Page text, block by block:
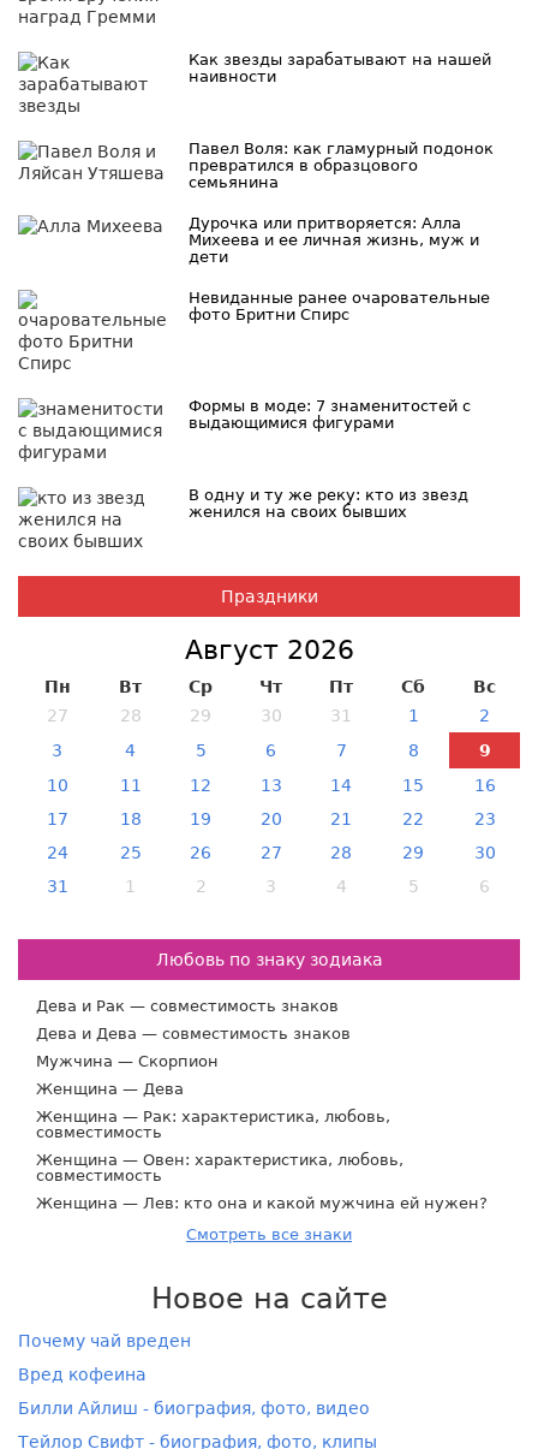
Как звезды зарабатывают на нашей
наивности
Павел Воля: как гламурный подонок
превратился в образцового
семьянина
Дурочка или притворяется: Алла
Михеева и ее личная жизнь, муж и
дети
Невиданные ранее очаровательные
фото Бритни Спирс
Формы в моде: 7 знаменитостей с
выдающимися фигурами
В одну и ту же реку: кто из звезд
женился на своих бывших
Праздники
Август 2026
Пн Вт Ср Чт Пт Сб
Вс
27
28 29 30 31 1
2
3
4 5 6 7 8
9
10
11 12 13 14 15
16
17
18 19 20 21 22
23
24
25 26 27 28 29
30
31
1 2 3 4 5 6
Любовь по знаку зодиака
Дева и Рак — совместимость знаков
Дева и Дева — совместимость знаков
Мужчина — Скорпион
Женщина — Дева
Женщина — Рак: характеристика, любовь,
совместимость
Женщина — Овен: характеристика, любовь,
совместимость
Женщина — Лев: кто она и какой мужчина ей нужен?
Смотреть все знаки
Новое на сайте
Почему чай вреден
Вред кофеина
Билли Айлиш - биография, фото, видео
Тейлор Свифт - биография, фото, клипы